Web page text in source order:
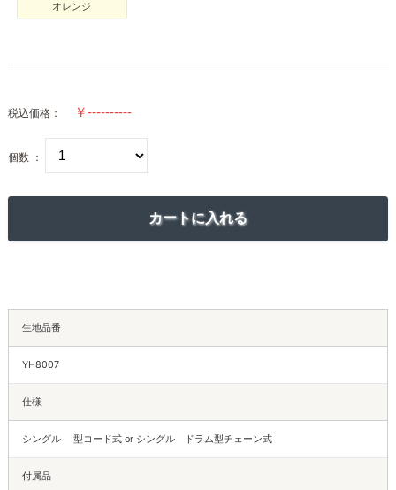
オレンジ
税込価格：
個数 ：
生地品番
YH8007
仕様
シングル I型コード式 or シングル ドラム型チェーン式
付属品